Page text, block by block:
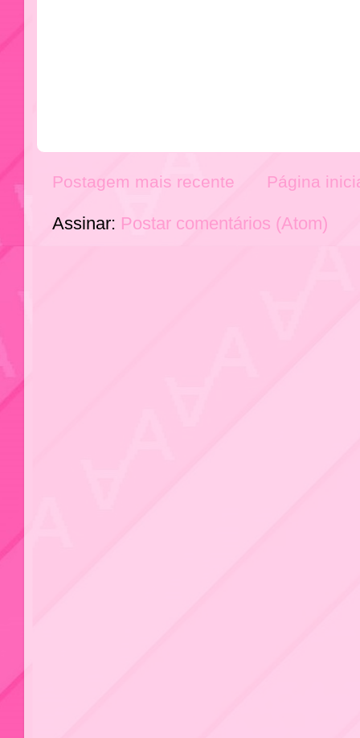
Postagem mais recente Página
Assinar: Postar comentários (Atom)